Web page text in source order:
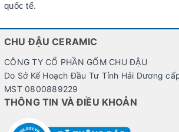
quốc tế.
CHU ĐẬU CERAMIC
CÔNG TY CỔ PHẦN GỐM CHU ĐẬU
Do Sở Kế Hoạch Đầu Tư Tỉnh Hải Dương
MST 0800889229
THÔNG TIN VÀ ĐIỀU KHOẢN